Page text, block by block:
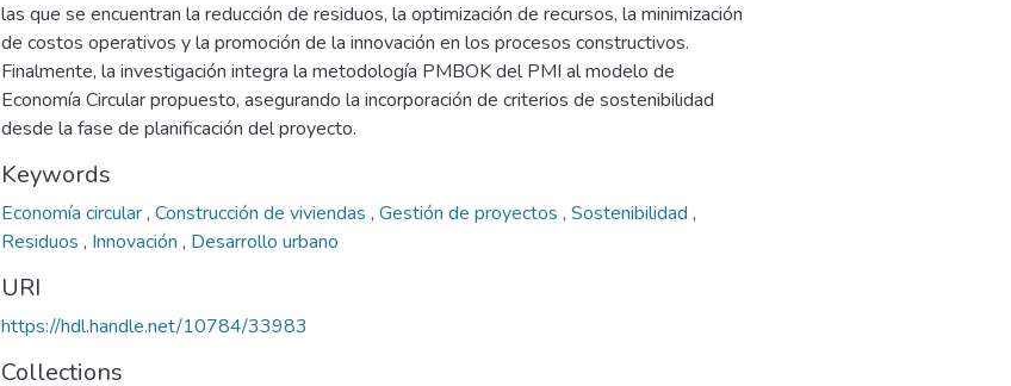
las que se encuentran la reducción de residuos, la optimización de recursos, la minimización
de costos operativos y la promoción de la innovación en los procesos constructivos.
Finalmente, la investigación integra la metodología PMBOK del PMI al modelo de
Economía Circular propuesto, asegurando la incorporación de criterios de sostenibilidad
desde la fase de planificación del proyecto.
Keywords
Economía circular, Construcción de viviendas , Gestión de proyectos , Sostenibilidad ,
Residuos , Innovación , Desarrollo urbano
URI
https://hdl.handle.net/10784/33983
Collections